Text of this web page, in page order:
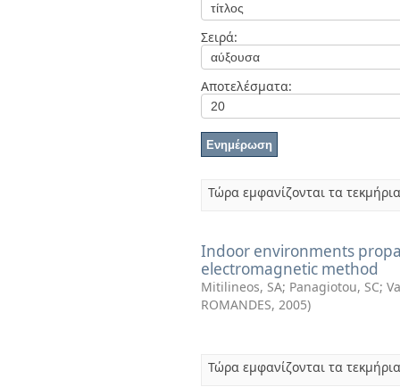
Σειρά:
Αποτελέσματα:
Τώρα εμφανίζονται τα
Indoor environments
electromagnetic method
Mitilineos, SA; Panagiotou, SC;
ROMANDES, 2005)
Τώρα εμφανίζονται τα